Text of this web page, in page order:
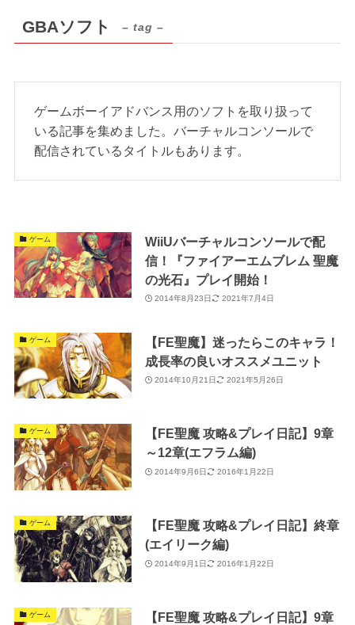
GBAソフト – tag –
ゲームボーイアドバンス用のソフトを取り扱って
いる記事を集めました。バーチャルコンソールで
配信されているタイトルもあります。
ゲーム
WiiUバーチャルコンソールで配
信！『ファイアーエムブレム 聖魔
の光石』プレイ開始！
2014年8月23日 2021年7月4日
ゲーム
【FE聖魔】迷ったらこのキャラ！
成長率の良いオススメユニット
2014年10月21日 2021年5月26日
ゲーム
【FE聖魔 攻略&プレイ日記】9章
～12章(エフラム編)
2014年9月6日 2016年1月22日
ゲーム
【FE聖魔 攻略&プレイ日記】終章
(エイリーク編)
2014年9月1日 2016年1月22日
ゲーム
【FE聖魔 攻略&プレイ日記】9章